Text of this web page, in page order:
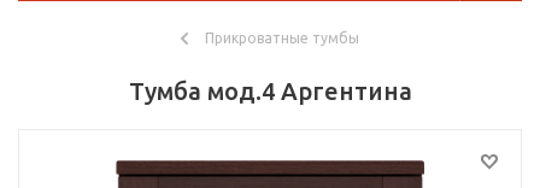
Прикроватные тумбы
Тумба мод.4 Аргентина